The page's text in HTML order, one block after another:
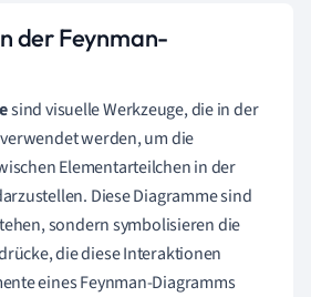
der Feynman-
sind visuelle Werkzeuge, die in der
werden, um die
Elementarteilchen in der
Diese Diagramme sind
sondern symbolisieren die
die diese Interaktionen
eines Feynman-Diagramms